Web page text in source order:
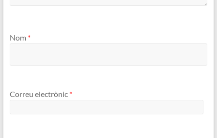
Nom *
Correu electrònic *